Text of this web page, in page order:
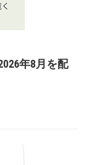
年8月を配